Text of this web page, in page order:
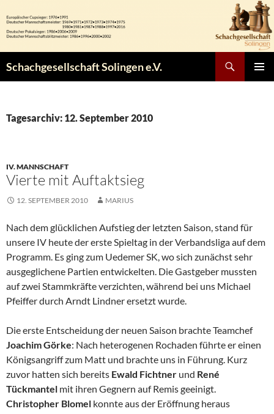
Inhalt
springen
Schachgesellschaft Solingen e.V.
Tagesarchiv: 12. September 2010
IV. MANNSCHAFT
Vierte mit Auftaktsieg
12. SEPTEMBER 2010 MARIUS
Nach dem glücklichen Aufstieg der letzten Saison, stand für
unsere IV heute der erste Spieltag in der Verbandsliga auf dem
Programm. Es ging zum Uedemer SK, wo sich zunächst sehr
ausgeglichene Partien entwickelten. Die Gastgeber mussten
auf zwei Stammkräfte verzichten, während bei uns Michael
Pfeiffer durch Arndt Lindner ersetzt wurde.
Die erste Entscheidung der neuen Saison brachte Teamchef
Joachim Görke: Nach heterogenen Rochaden führte er einen
Königsangriff zum Matt und brachte uns in Führung. Kurz
zuvor hatten sich bereits Ewald Fichtner und René
Tückmantel mit ihren Gegnern auf Remis geeinigt.
Christopher Blomel konnte aus der Eröffnung heraus